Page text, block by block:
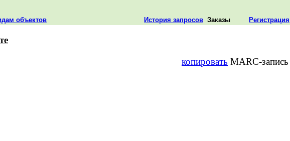
объектов История запросов Заказы Регистрация
копировать MARC-запись